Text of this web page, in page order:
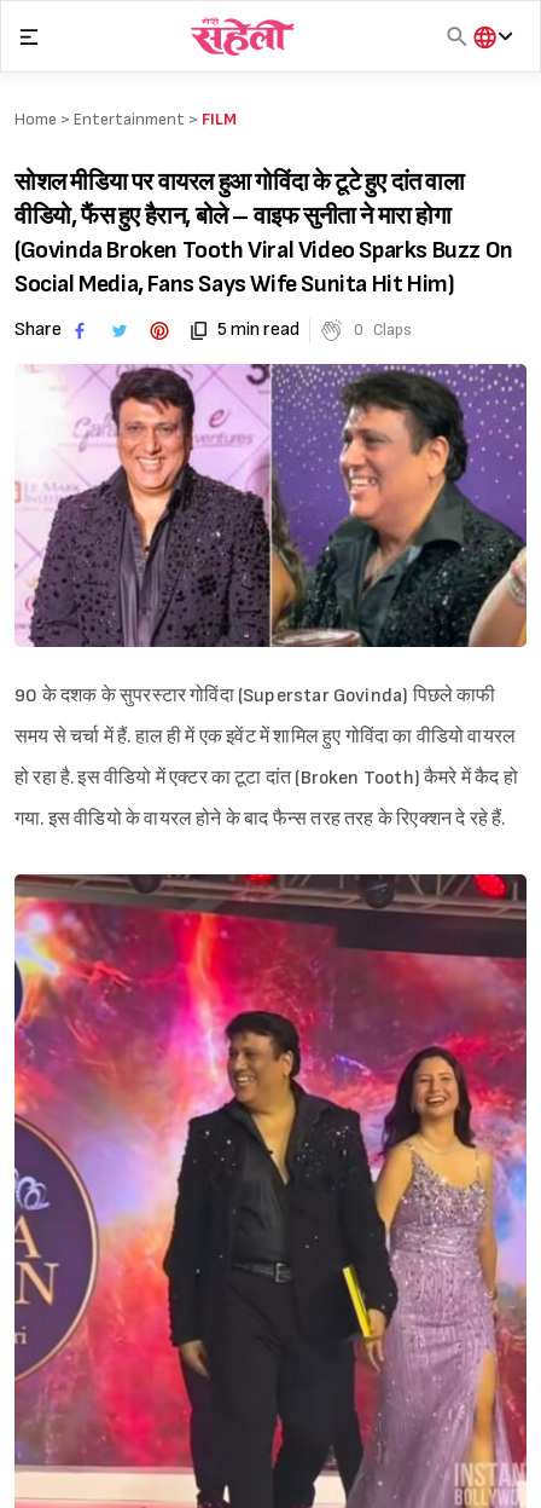
content
हिंदी
Home > Entertainment > FILM
सोशल मीडिया पर वायरल हुआ गोविंदा के टूटे हुए दांत वाला
वीडियो, फैंस हुए हैरान, बोले – वाइफ सुनीता ने मारा होगा
(Govinda Broken Tooth Viral Video Sparks Buzz On
Social Media, Fans Says Wife Sunita Hit Him)
Share 5 min read 0 Claps
90 के दशक के सुपरस्टार गोविंदा (Superstar Govinda) पिछले काफी
समय से चर्चा में हैं. हाल ही में एक इवेंट में शामिल हुए गोविंदा का वीडियो वायरल
हो रहा है. इस वीडियो में एक्टर का टूटा दांत (Broken Tooth) कैमरे में कैद हो
गया. इस वीडियो के वायरल होने के बाद फैन्स तरह तरह के रिएक्शन दे रहे हैं.